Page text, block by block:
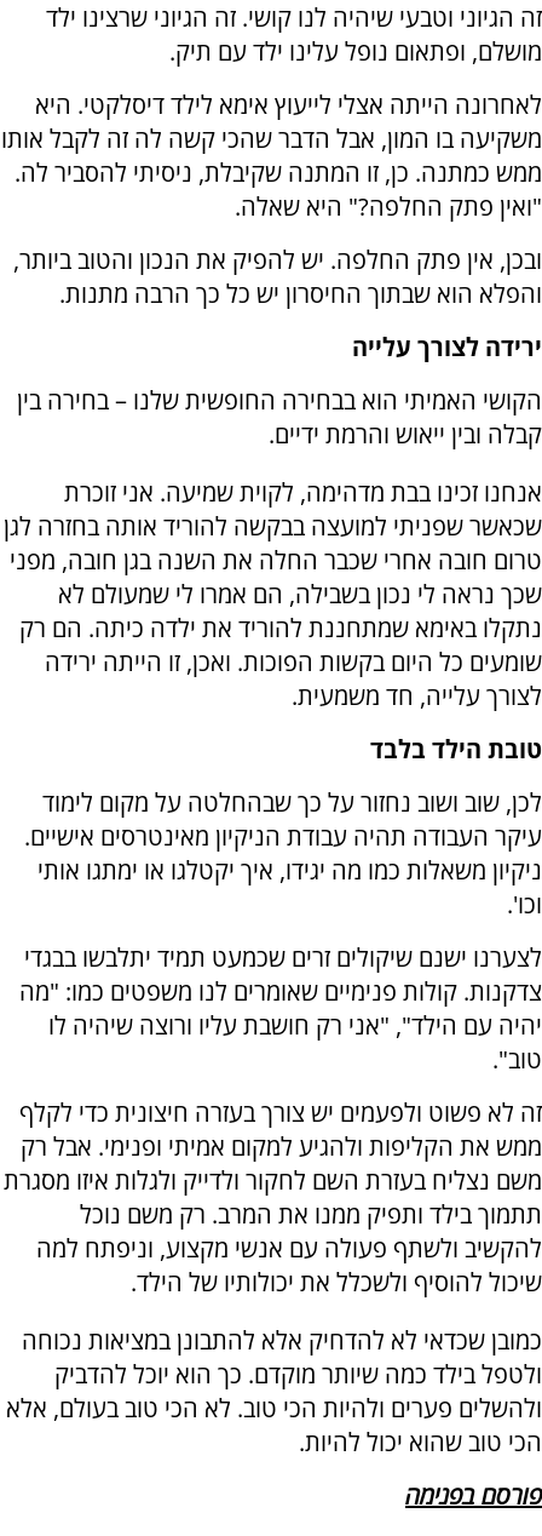
זה הגיוני וטבעי שיהיה לנו קושי. זה הגיוני שרצינו ילד
מושלם, ופתאום נופל עלינו ילד עם תיק.
לאחרונה הייתה אצלי לייעוץ אימא לילד דיסלקטי. היא
משקיעה בו המון, אבל הדבר שהכי קשה לה זה לקבל אותו
ממש כמתנה. כן, זו המתנה שקיבלת, ניסיתי להסביר לה.
"ואין פתק החלפה?" היא שאלה.
ובכן, אין פתק החלפה. יש להפיק את הנכון והטוב ביותר,
והפלא הוא שבתוך החיסרון יש כל כך הרבה מתנות.
ירידה לצורך עלייה
הקושי האמיתי הוא בבחירה החופשית שלנו – בחירה בין
קבלה ובין ייאוש והרמת ידיים.
אנחנו זכינו בבת מדהימה, לקוית שמיעה. אני זוכרת
שכאשר שפניתי למועצה בבקשה להוריד אותה בחזרה לגן
טרום חובה אחרי שכבר החלה את השנה בגן חובה, מפני
שכך נראה לי נכון בשבילה, הם אמרו לי שמעולם לא
נתקלו באימא שמתחננת להוריד את ילדה כיתה. הם רק
שומעים כל היום בקשות הפוכות. ואכן, זו הייתה ירידה
לצורך עלייה, חד משמעית.
טובת הילד בלבד
לכן, שוב ושוב נחזור על כך שבהחלטה על מקום לימוד
עיקר העבודה תהיה עבודת הניקיון מאינטרסים אישיים.
ניקיון משאלות כמו מה יגידו, איך יקטלגו או ימתגו אותי
וכו'.
לצערנו ישנם שיקולים זרים שכמעט תמיד יתלבשו בבגדי
צדקנות. קולות פנימיים שאומרים לנו משפטים כמו: "מה
יהיה עם הילד", "אני רק חושבת עליו ורוצה שיהיה לו
טוב".
זה לא פשוט ולפעמים יש צורך בעזרה חיצונית כדי לקלף
ממש את הקליפות ולהגיע למקום אמיתי ופנימי. אבל רק
משם נצליח בעזרת השם לחקור ולדייק ולגלות איזו מסגרת
תתמוך בילד ותפיק ממנו את המרב. רק משם נוכל
להקשיב ולשתף פעולה עם אנשי מקצוע, וניפתח למה
שיכול להוסיף ולשכלל את יכולותיו של הילד.
כמובן שכדאי לא להדחיק אלא להתבונן במציאות נכוחה
ולטפל בילד כמה שיותר מוקדם. כך הוא יוכל להדביק
ולהשלים פערים ולהיות הכי טוב. לא הכי טוב בעולם, אלא
הכי טוב שהוא יכול להיות.
פורסם בפנימה